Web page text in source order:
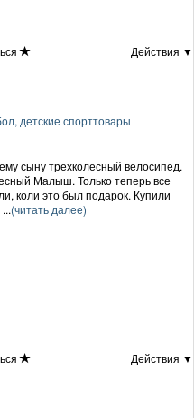
Действия ▼
детские спорттовары
сыну трехколесный велосипед.
Малыш. Только теперь все
коли это был подарок. Купили
(читать далее)
Действия ▼